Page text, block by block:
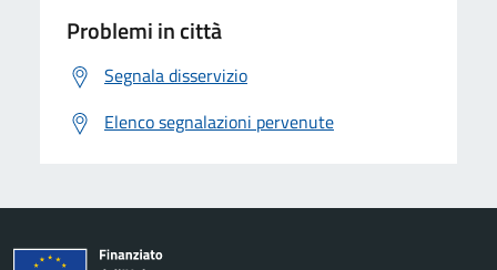
Problemi in città
Segnala disservizio
Elenco segnalazioni pervenute